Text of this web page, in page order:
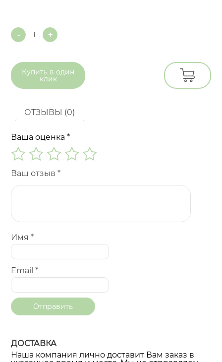
Quantity
Купить в один
клик
ОТЗЫВЫ (0)
Ваша оценка*
Ваш отзыв*
Имя*
Email*
ДОСТАВКА
Наша компания лично доставит Вам заказ в